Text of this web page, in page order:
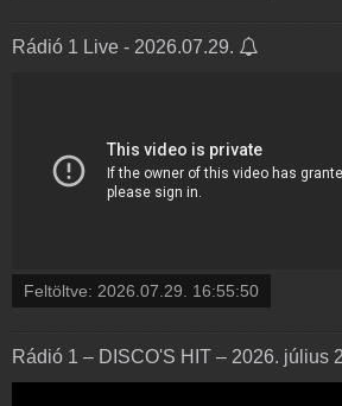
Rádió 1 Live - 2026.07.29.
Feltöltve: 2026.07.29. 16:55:50
Rádió 1 – DISCO'S HIT – 2026. július